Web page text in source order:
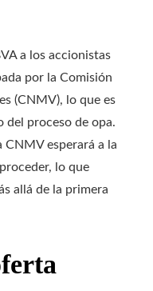
a los accionistas
por la Comisión
(CNMV), lo que es
proceso de opa.
CNMV esperará a la
lo que
allá de la primera